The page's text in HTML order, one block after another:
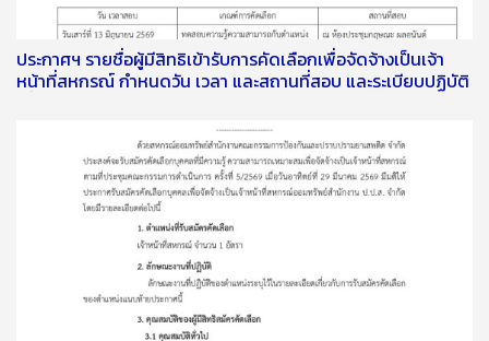
ประกาศฯ รายชื่อผู้มีสิทธิเข้ารับการคัดเลือกเพื่อจัดจ้างเป็นเจ้า
หน้าที่สหกรณ์ กำหนดวัน เวลา และสถานที่สอบ และระเบียบปฏิบัติ